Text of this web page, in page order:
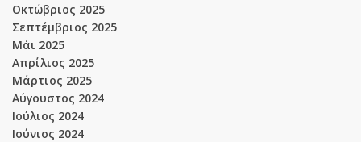
Οκτώβριος 2025
Σεπτέμβριος 2025
Μάι 2025
Απρίλιος 2025
Μάρτιος 2025
Αύγουστος 2024
Ιούλιος 2024
Ιούνιος 2024